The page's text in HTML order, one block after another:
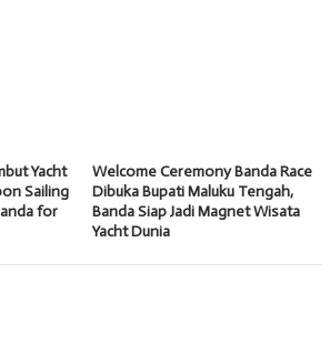
Yacht
Sailing
for
Welcome Ceremony Banda Race
Dibuka Bupati Maluku Tengah,
Banda Siap Jadi Magnet Wisata
Yacht Dunia